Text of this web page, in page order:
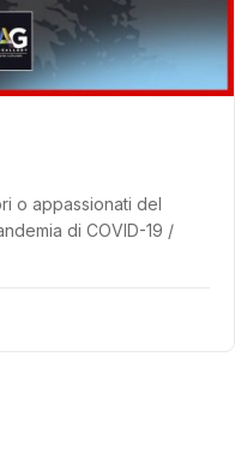
o appassionati del
di COVID-19 /